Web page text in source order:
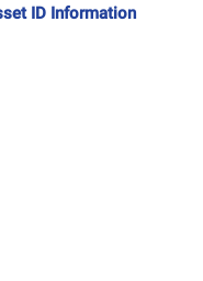
ID Information